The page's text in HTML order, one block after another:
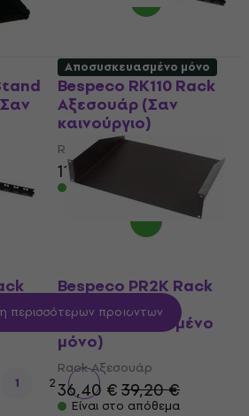
Bespeco RK110 Rack
Αξεσουάρ (Σαν
καινούργιο)
Rack Αξεσουάρ
11,80 €
Είναι στο απόθεμα
Αποσυσκευασμένο μόνο
Bespeco PR2K Rack
Αξεσουάρ
(Αποσυσκευασμένο
μόνο)
Rack Αξεσουάρ
36,40 €39,20 €
Είναι στο απόθεμα
περισσότερων προϊόντων
1 2